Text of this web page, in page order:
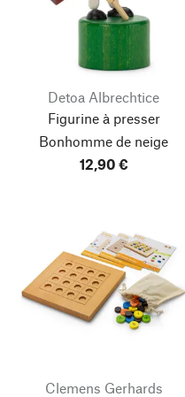
Detoa Albrechtice
Figurine à presser
Bonhomme de neige
12,90 €
Clemens Gerhards